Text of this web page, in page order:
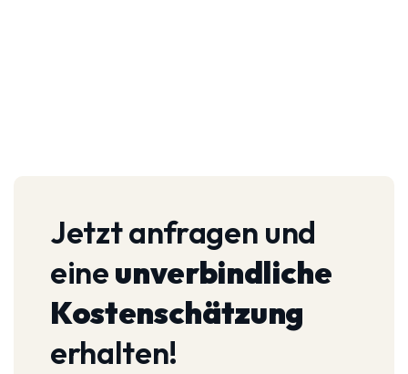
Jetzt anfragen und
eineunverbindliche
Kostenschätzung
erhalten!